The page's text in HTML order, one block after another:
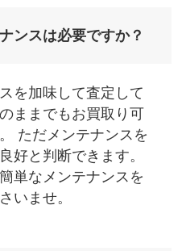
ンスは必要ですか？
を加味して査定して
ままでもお買取り可
ただメンテナンスを
好と判断できます。
単なメンテナンスを
いませ。